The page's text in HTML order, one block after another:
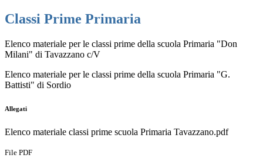
Classi Prime Primaria
Elenco materiale per le classi prime della scuola Primaria "Don
Milani" di Tavazzano c/V
Elenco materiale per le classi prime della scuola Primaria "G.
Battisti" di Sordio
Allegati
Elenco materiale classi prime scuola Primaria Tavazzano.pdf
File PDF